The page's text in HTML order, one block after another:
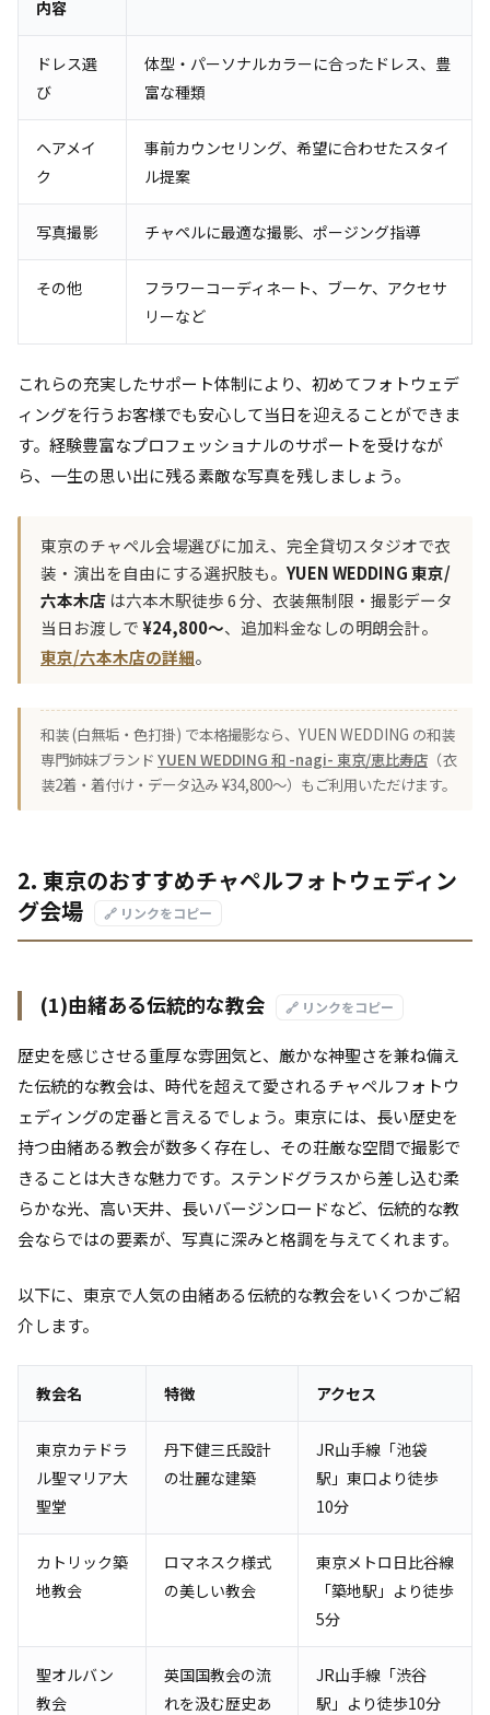
内容
ドレス選
び
体型・パーソナルカラーに合ったドレス、豊
富な種類
ヘアメイ
ク
事前カウンセリング、希望に合わせたスタイ
ル提案
写真撮影 チャペルに最適な撮影、ポージング指導
その他
フラワーコーディネート、ブーケ、アクセサ
リーなど
これらの充実したサポート体制により、初めてフォトウェデ
ィングを行うお客様でも安心して当日を迎えることができま
す。経験豊富なプロフェッショナルのサポートを受けなが
ら、一生の思い出に残る素敵な写真を残しましょう。
東京のチャペル会場選びに加え、完全貸切スタジオで衣
装・演出を自由にする選択肢も。 YUEN WEDDING 東京/
六本木店 は六本木駅徒歩 6 分、衣装無制限・撮影データ
当日お渡しで¥24,800〜、追加料金なしの明朗会計。
東京/六本木店の詳細。
和装 (白無垢・色打掛) で本格撮影なら、YUEN WEDDING の和装
専門姉妹ブランド YUEN WEDDING 和 -nagi- 東京/恵比寿店 （衣
装2着・着付け・データ込み ¥34,800〜）もご利用いただけます。
2. 東京のおすすめチャペルフォトウェディン
グ会場
🔗 リンクをコピー
(1)由緒ある伝統的な教会 🔗 リンクをコピー
歴史を感じさせる重厚な雰囲気と、厳かな神聖さを兼ね備え
た伝統的な教会は、時代を超えて愛されるチャペルフォトウ
ェディングの定番と言えるでしょう。東京には、長い歴史を
持つ由緒ある教会が数多く存在し、その荘厳な空間で撮影で
きることは大きな魅力です。ステンドグラスから差し込む柔
らかな光、高い天井、長いバージンロードなど、伝統的な教
会ならではの要素が、写真に深みと格調を与えてくれます。
以下に、東京で人気の由緒ある伝統的な教会をいくつかご紹
介します。
教会名 特徴 アクセス
東京カテドラ
ル聖マリア大
聖堂
丹下健三氏設計
の壮麗な建築
JR山手線「池袋
駅」東口より徒歩
10分
カトリック築
地教会
ロマネスク様式
の美しい教会
東京メトロ日比谷線
「築地駅」より徒歩
5分
聖オルバン
教会
英国国教会の流
れを汲む歴史あ
JR山手線「渋谷
駅」より徒歩10分